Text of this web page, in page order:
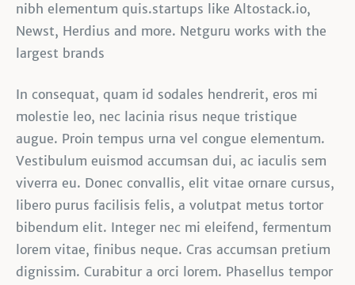
nibh elementum quis.startups like Altostack.io,
Newst, Herdius and more. Netguru works with the
largest brands
In consequat, quam id sodales hendrerit, eros mi
molestie leo, nec lacinia risus neque tristique
augue. Proin tempus urna vel congue elementum.
Vestibulum euismod accumsan dui, ac iaculis sem
viverra eu. Donec convallis, elit vitae ornare cursus,
libero purus facilisis felis, a volutpat metus tortor
bibendum elit. Integer nec mi eleifend, fermentum
lorem vitae, finibus neque. Cras accumsan pretium
dignissim. Curabitur a orci lorem. Phasellus tempor